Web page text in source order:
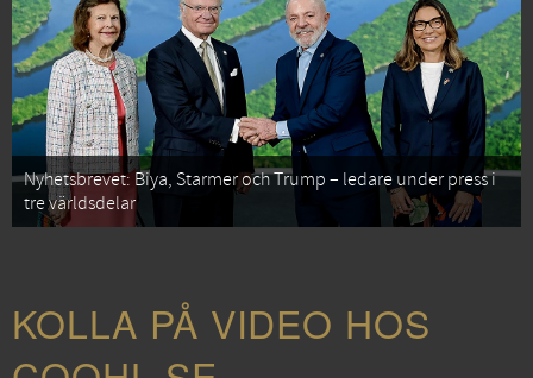
Nyhetsbrevet: Biya, Starmer och Trump – ledare under press i
tre världsdelar
KOLLA PÅ VIDEO HOS